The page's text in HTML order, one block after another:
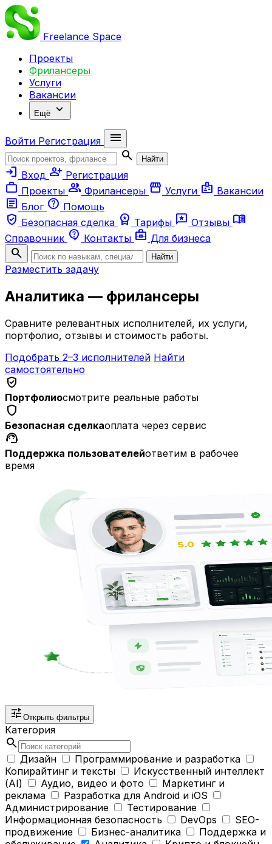
Freelance Space
Проекты
Фрилансеры
Услуги
Вакансии
Ещё expand_more
Войти Регистрация
menu
search
Найти
login Вход person_add Регистрация
work Проекты group Фрилансеры storefront Услуги badge Вакансии
article Блог help Помощь
verified_user Безопасная сделка workspace_premium Тарифы reviews Отзывы menu_book
Справочник contact_support Контакты business_center Для бизнеса
search Найти
Разместить задачу
Аналитика — фрилансеры
Сравните релевантных исполнителей, их услуги,
портфолио, отзывы и стоимость работы.
Подобрать 2–3 исполнителей Найти
самостоятельно
verified_user
Портфолиосмотрите реальные работы
shield
Безопасная сделкаоплата через сервис
support_agent
Поддержка пользователейответим в рабочее
время
tune Открыть фильтры
Категория
search
Дизайн
Программирование и разработка
Копирайтинг и тексты
Искусственный интеллект
(AI)
Аудио, видео и фото
Маркетинг и
реклама
Разработка для Android и iOS
Администрирование
Тестирование
Информационная безопасность
DevOps
SEO-
продвижение
Бизнес-аналитика
Поддержка и